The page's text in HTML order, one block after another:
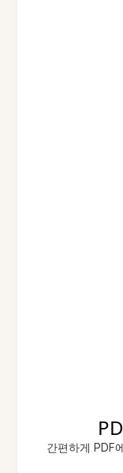
간편하게 PDF